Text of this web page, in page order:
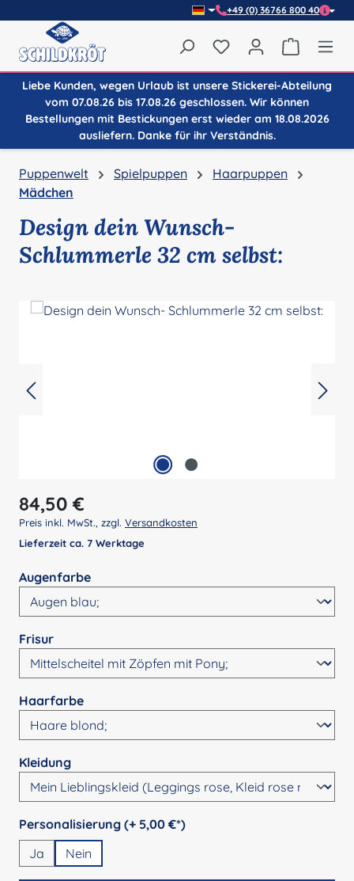
+49 (0) 36766 800 40
Du hast 0 Produkte
Liebe Kunden, wegen Urlaub ist unsere Stickerei-Abteilung
vom 07.08.26 bis 17.08.26 geschlossen. Wir können
Bestellungen mit Bestickungen erst wieder am 18.08.2026
ausliefern. Danke für ihr Verständnis.
Puppenwelt Spielpuppen
Haarpuppen
Mädchen
Design dein Wunsch-
Schlummerle 32 cm selbst:
Regulärer Preis:
84,50 €
Preis inkl. MwSt., zzgl. Versandkosten
Lieferzeit ca. 7 Werktage
Augenfarbeauswählen
Frisurauswählen
Haarfarbeauswählen
Kleidungauswählen
Personalisierung (+ 5,00 €*)auswählen
Ja
Nein